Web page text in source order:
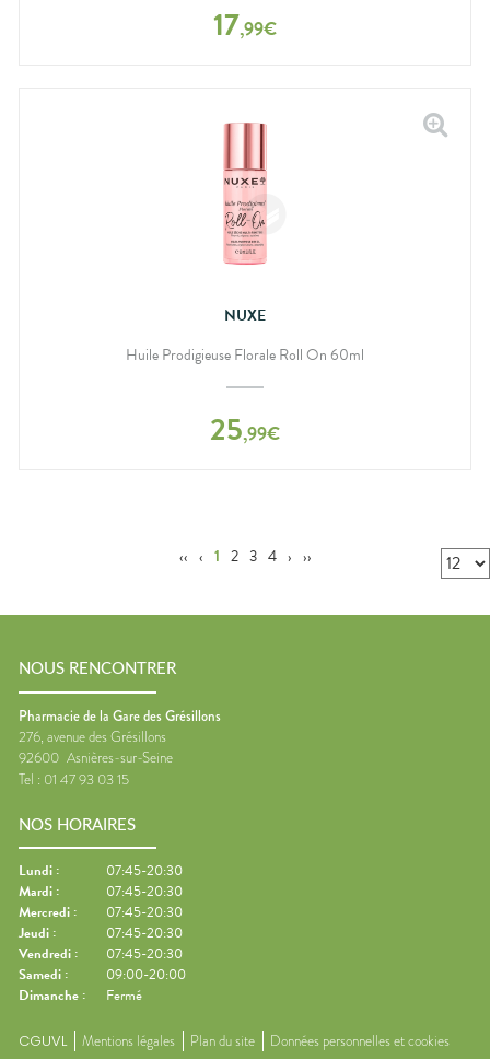
17,99€
NUXE
Huile Prodigieuse Florale Roll On 60ml
25,99€
‹‹ ‹ 1 2 3 4 › ››
NOUS RENCONTRER
Pharmacie de la Gare des Grésillons
276, avenue des Grésillons
92600 Asnières-sur-Seine
Tel : 01 47 93 03 15
NOS HORAIRES
Lundi :
07:45-20:30
Mardi :
07:45-20:30
Mercredi :
07:45-20:30
Jeudi :
07:45-20:30
Vendredi :
07:45-20:30
Samedi :
09:00-20:00
Dimanche : Fermé
CGUVL Mentions légales Plan du site Données personnelles et cookies